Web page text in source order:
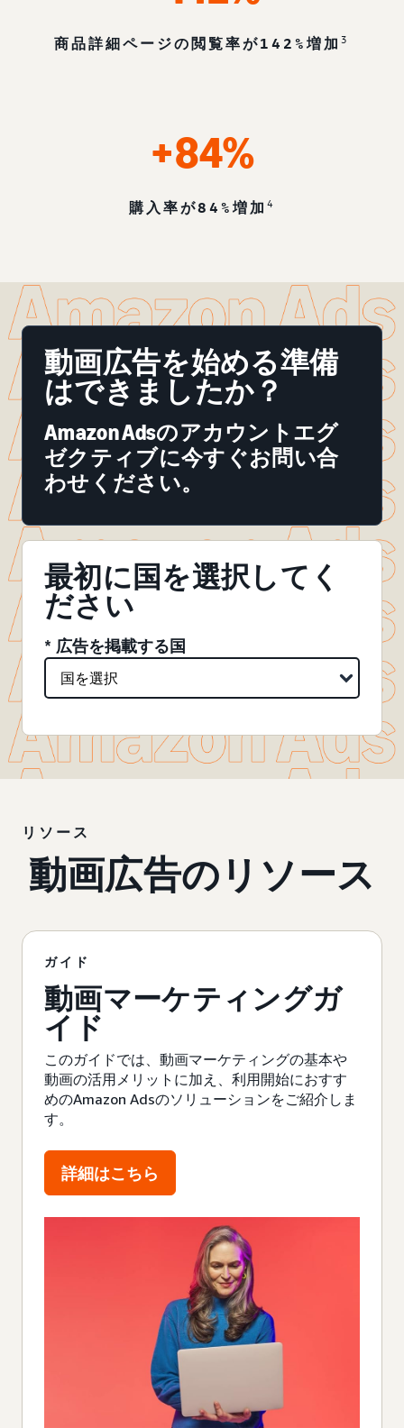
商品詳細ページの閲覧率が142%増加 3
+84%
購入率が84%増加 4
動画広告を始める準備
はできましたか？
Amazon Adsのアカウントエグ
ゼクティブに今すぐお問い合
わせください。
最初に国を選択してく
ださい
* 広告を掲載する国
リソース
動画広告のリソース
ガイド
動画マーケティングガ
イド
このガイドでは、動画マーケティングの基本や
動画の活用メリットに加え、利用開始におすす
めのAmazon Adsのソリューションをご紹介しま
す。
詳細はこちら